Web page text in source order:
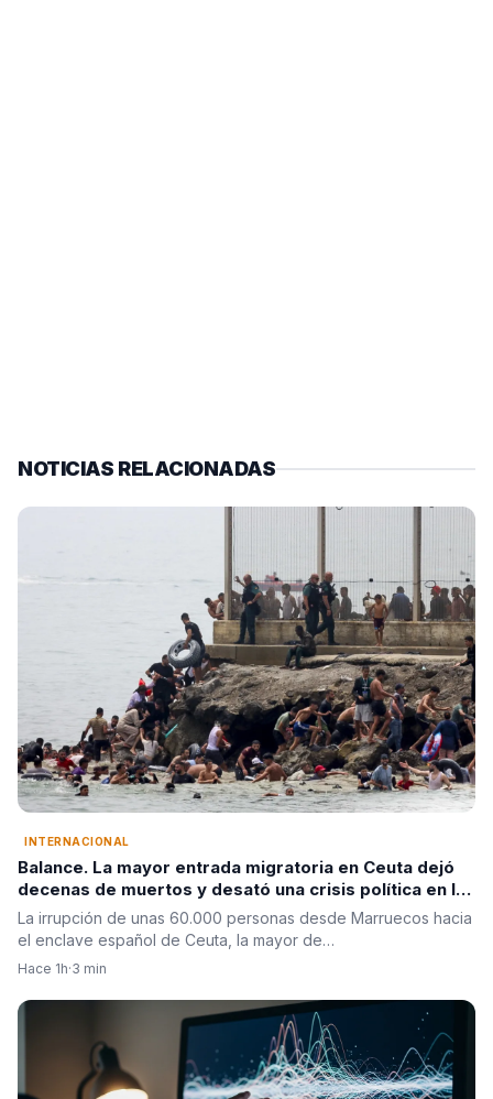
NOTICIAS RELACIONADAS
INTERNACIONAL
Balance. La mayor entrada migratoria en Ceuta dejó
decenas de muertos y desató una crisis política en la
Unión Europea
La irrupción de unas 60.000 personas desde Marruecos hacia
el enclave español de Ceuta, la mayor de…
Hace 1h·3 min